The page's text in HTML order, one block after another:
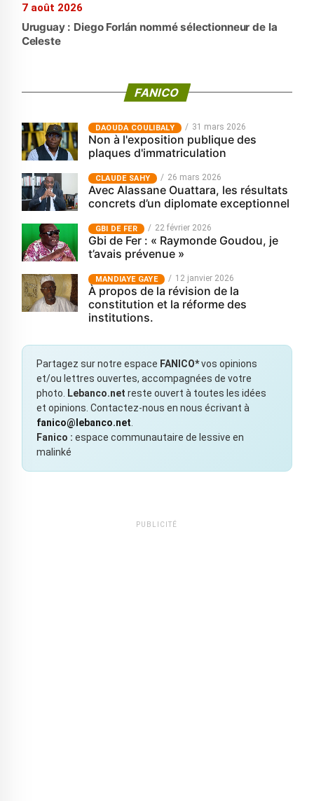
7 août 2026
Uruguay : Diego Forlán nommé sélectionneur de la
Celeste
FANICO
‎DAOUDA COULIBALY 31 mars 2026
Non à l'exposition publique des
plaques d'immatriculation
CLAUDE SAHY 26 mars 2026
Avec Alassane Ouattara, les résultats
concrets d’un diplomate exceptionnel
GBI DE FER 22 février 2026
Gbi de Fer : « Raymonde Goudou, je
t’avais prévenue »
MANDIAYE GAYE 12 janvier 2026
À propos de la révision de la
constitution et la réforme des
institutions.
Partagez sur notre espace FANICO*vos opinions
et/ou lettres ouvertes, accompagnées de votre
photo.
Lebanco.net reste ouvert à toutes les idées
et opinions. Contactez-nous en nous écrivant à
fanico@lebanco.net
Fanico : espace communautaire de lessive en
malinké
PUBLICITÉ